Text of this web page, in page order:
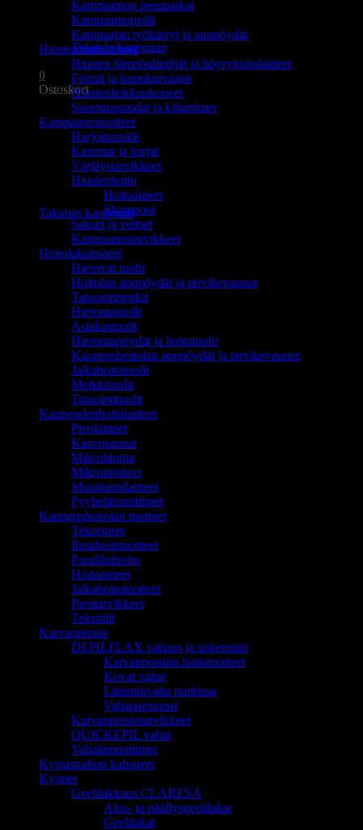
Ostoskori on tyhjä.
Takaisin kauppaan
0
Ostoskori
Ostoskori on tyhjä.
Takaisin kauppaan
Kampaamon pesupaikat
Kampaamopeilit
Kampaajan työkärryt ja apupöydät
Hiustenhoitolaitteet
Hiusten lämpösäteilijät ja höyryhoitolaitteet
Föönit ja kupukuivaajat
Hiustenleikkuukoneet
Suoristusraudat ja kihartimet
Kampaamotuotteet
Harjoituspäät
Kammat ja harjat
Värjäystarvikkeet
Hiustenhoito
Hoitoaineet
Shampoot
Sakset ja veitset
Kampaamotarvikkeet
Hoitolakalusteet
Hierovat tuolit
Hoitolan apupöydät ja tarvikevaunut
Tatuointipenkit
Hierontatuolit
Asiakastuolit
Hierontapöydät ja hoitotuolit
Kauneushoitolan apupöydät ja tarvikevaunut
Jalkahoitotuolit
Meikkituolit
Tatuointituolit
Kauneudenhoitolaitteet
Pienlaitteet
Kasvosaunat
Mikrohionta
Mikroneulaus
Monitoimilaitteet
Pyyhelämmittimet
Kauneushoitolan tuotteet
Tekoripset
Ihonhoitotuotteet
Parafiinihoito
Hoitoaineet
Jalkahoitotuotteet
Pientarvikkeet
Tekstiilit
Karvanpoisto
DEPILFLAX vahaus ja sokerointi
Karvanpoiston hoitotuotteet
Kovat vahat
Lämminvaha purkissa
Vahapatruunat
Karvanpoistotarvikkeet
QUICKEPIL vahat
Vahalämmittimet
Kynsistudion kalusteet
Kynnet
Geelilakkaus CLARESA
Alus- ja päällysgeelilakat
Geelilakat